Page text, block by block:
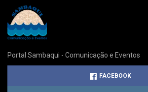
Portal Sambaqui - Comunicação e Eventos
FACEBOOK